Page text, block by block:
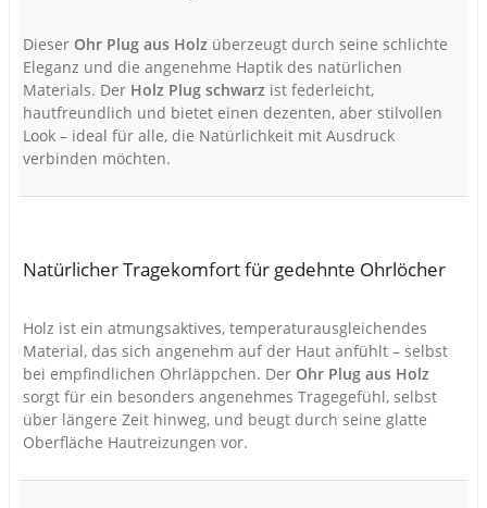
Dieser Ohr Plug aus Holz überzeugt durch seine schlichte
Eleganz und die angenehme Haptik des natürlichen
Materials. Der Holz Plug schwarz ist federleicht,
hautfreundlich und bietet einen dezenten, aber stilvollen
Look – ideal für alle, die Natürlichkeit mit Ausdruck
verbinden möchten.
Natürlicher Tragekomfort für gedehnte Ohrlöcher
Holz ist ein atmungsaktives, temperaturausgleichendes
Material, das sich angenehm auf der Haut anfühlt – selbst
bei empfindlichen Ohrläppchen. Der Ohr Plug aus Holz
sorgt für ein besonders angenehmes Tragegefühl, selbst
über längere Zeit hinweg, und beugt durch seine glatte
Oberfläche Hautreizungen vor.